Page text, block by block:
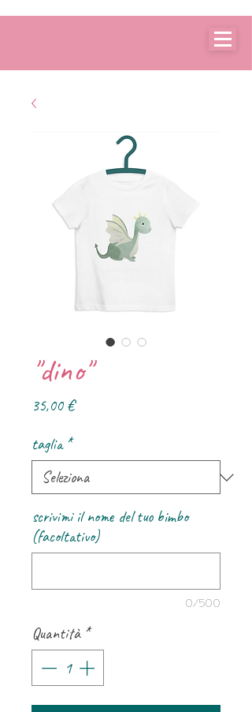
"dino"
35,00 €Prezzo
taglia *
scrivimi il nome del tuo bimbo
(facoltativo)
0/500
Quantità *